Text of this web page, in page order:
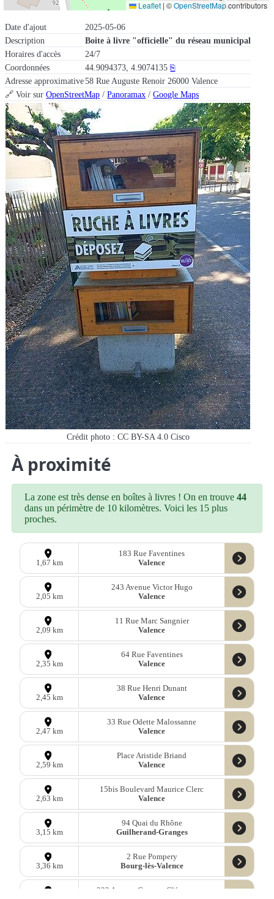
Date d'ajout
2025-05-06
Description
Boite à livre "officielle" du réseau municipal
Horaires d'accès
24/7
Coordonnées
44.9094373, 4.9074135 ⎘
Adresse approximative58 Rue Auguste Renoir 26000 Valence
🔗 Voir surOpenStreetMap /Panoramax /Google Maps
Crédit photo : CC BY-SA 4.0 Cisco
Leaflet | ©OpenStreetMapcontributors
À proximité
La zone est très dense en boîtes à livres ! On en trouve44
dans un périmètre de 10 kilomètres. Voici les 15 plus
proches.
1,67 km
183 Rue Faventines
Valence
2,05 km
243 Avenue Victor Hugo
Valence
2,09 km
11 Rue Marc Sangnier
Valence
2,35 km
64 Rue Faventines
Valence
2,45 km
38 Rue Henri Dunant
Valence
2,47 km
33 Rue Odette Malossanne
Valence
2,59 km
Place Aristide Briand
Valence
2,63 km
15bis Boulevard Maurice Clerc
Valence
3,15 km
94 Quai du Rhône
Guilherand-Granges
3,36 km
2 Rue Pompery
Bourg-lès-Valence
222 Avenue Georges Clémenceau